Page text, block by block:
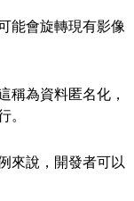
能會旋轉現有影像
稱為資料匿名化，
來說，開發者可以